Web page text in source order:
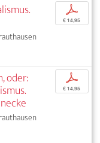
p
€ 14,95
oder: p
€ 14,95